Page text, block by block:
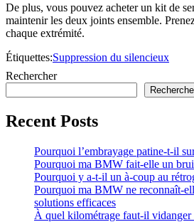
De plus, vous pouvez acheter un kit de
maintenir les deux joints ensemble.
chaque extrémité.
Étiquettes:Suppression du silencieux
Rechercher
Recent Posts
Pourquoi l’embrayage patine-t-il
Pourquoi ma BMW fait-elle un
Pourquoi y a-t-il un à-coup au
Pourquoi ma BMW ne reconnaît-
solutions efficaces
À quel kilométrage faut-il vidanger